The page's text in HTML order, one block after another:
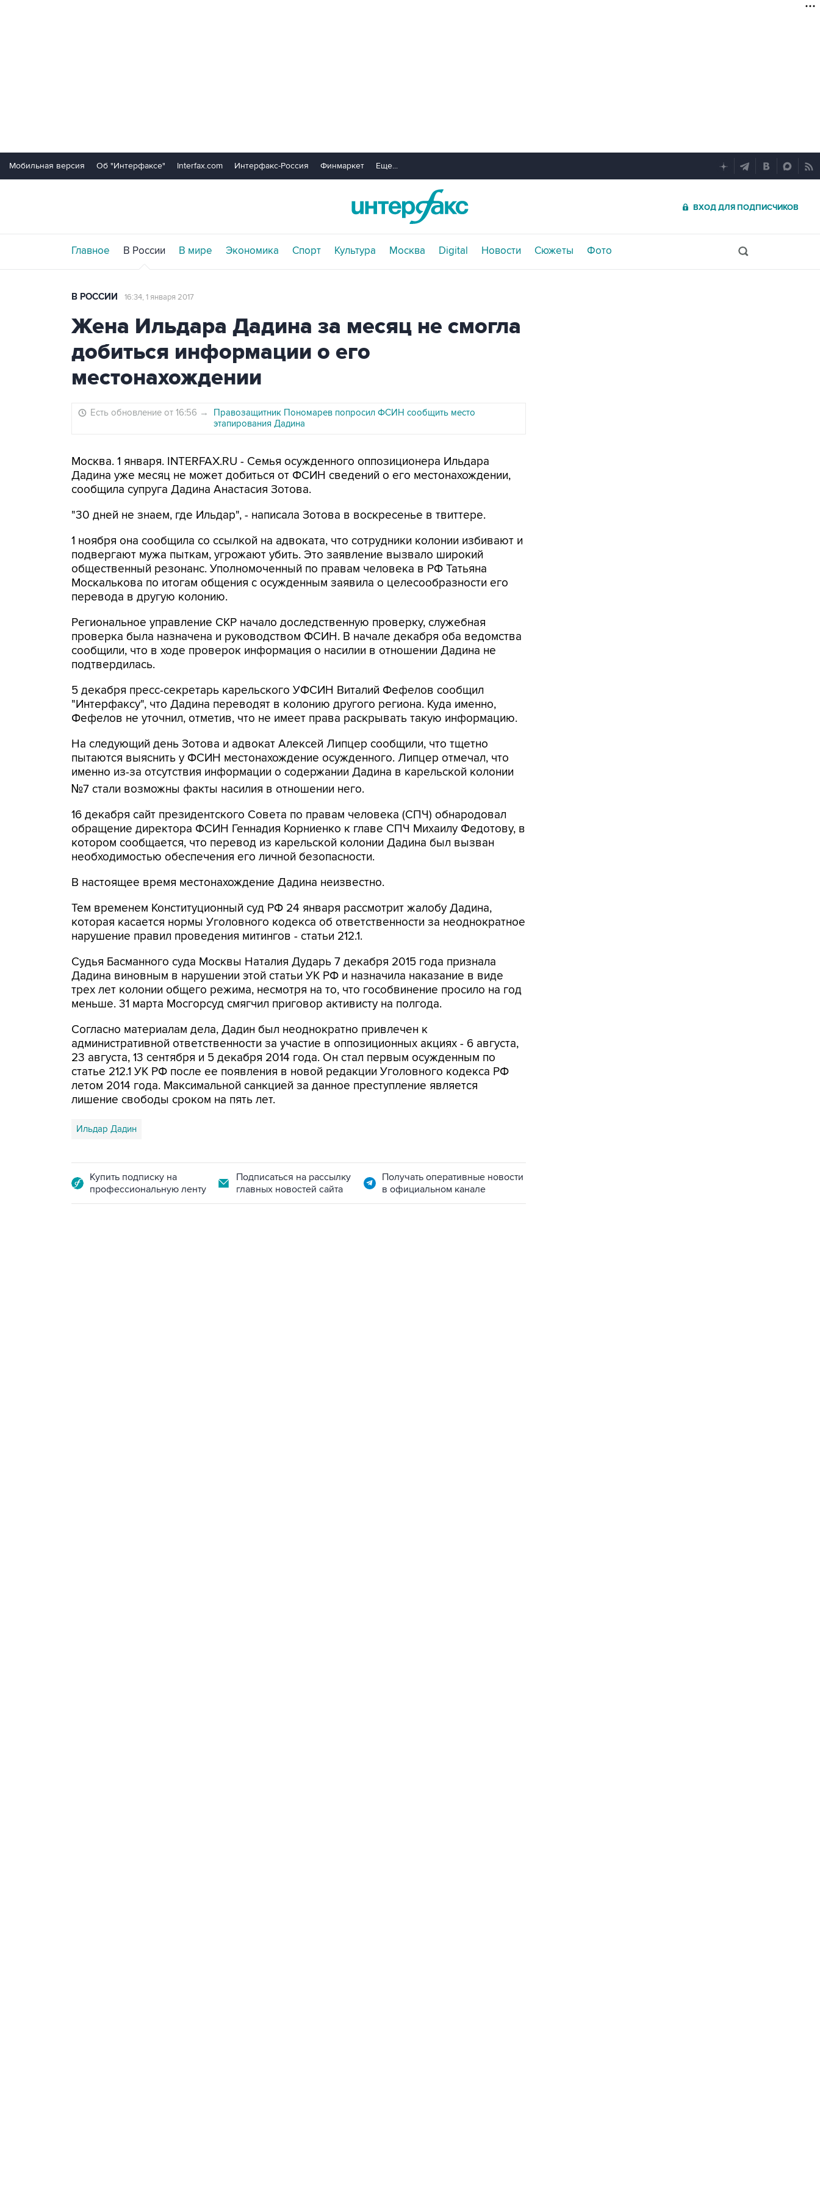
Мобильная версия Об "Интерфаксе" Interfax.com Интерфакс-Россия Финмаркет Еще...
ВХОД ДЛЯ ПОДПИСЧИКОВ
Главное В России В мире Экономика Спорт Культура Москва Digital Новости Сюжеты Фото
В РОССИИ 16:34, 1 января 2017
Жена Ильдара Дадина за месяц не смогла
добиться информации о его
местонахождении
Есть обновление от 16:56 →
Правозащитник Пономарев попросил ФСИН сообщить место
этапирования Дадина
Москва. 1 января. INTERFAX.RU - Семья осужденного оппозиционера Ильдара
Дадина уже месяц не может добиться от ФСИН сведений о его местонахождении,
сообщила супруга Дадина Анастасия Зотова.
"30 дней не знаем, где Ильдар", - написала Зотова в воскресенье в твиттере.
1 ноября она сообщила со ссылкой на адвоката, что сотрудники колонии избивают и
подвергают мужа пыткам, угрожают убить. Это заявление вызвало широкий
общественный резонанс. Уполномоченный по правам человека в РФ Татьяна
Москалькова по итогам общения с осужденным заявила о целесообразности его
перевода в другую колонию.
Региональное управление СКР начало доследственную проверку, служебная
проверка была назначена и руководством ФСИН. В начале декабря оба ведомства
сообщили, что в ходе проверок информация о насилии в отношении Дадина не
подтвердилась.
5 декабря пресс-секретарь карельского УФСИН Виталий Фефелов сообщил
"Интерфаксу", что Дадина переводят в колонию другого региона. Куда именно,
Фефелов не уточнил, отметив, что не имеет права раскрывать такую информацию.
На следующий день Зотова и адвокат Алексей Липцер сообщили, что тщетно
пытаются выяснить у ФСИН местонахождение осужденного. Липцер отмечал, что
именно из-за отсутствия информации о содержании Дадина в карельской колонии
№7 стали возможны факты насилия в отношении него.
16 декабря сайт президентского Совета по правам человека (СПЧ) обнародовал
обращение директора ФСИН Геннадия Корниенко к главе СПЧ Михаилу Федотову, в
котором сообщается, что перевод из карельской колонии Дадина был вызван
необходимостью обеспечения его личной безопасности.
В настоящее время местонахождение Дадина неизвестно.
Тем временем Конституционный суд РФ 24 января рассмотрит жалобу Дадина,
которая касается нормы Уголовного кодекса об ответственности за неоднократное
нарушение правил проведения митингов - статьи 212.1.
Судья Басманного суда Москвы Наталия Дударь 7 декабря 2015 года признала
Дадина виновным в нарушении этой статьи УК РФ и назначила наказание в виде
трех лет колонии общего режима, несмотря на то, что гособвинение просило на год
меньше. 31 марта Мосгорсуд смягчил приговор активисту на полгода.
Согласно материалам дела, Дадин был неоднократно привлечен к
административной ответственности за участие в оппозиционных акциях - 6 августа,
23 августа, 13 сентября и 5 декабря 2014 года. Он стал первым осужденным по
статье 212.1 УК РФ после ее появления в новой редакции Уголовного кодекса РФ
летом 2014 года. Максимальной санкцией за данное преступление является
лишение свободы сроком на пять лет.
Ильдар Дадин
Купить подписку на
профессиональную ленту
Подписаться на рассылку
главных новостей сайта
Получать оперативные новости
в официальном канале